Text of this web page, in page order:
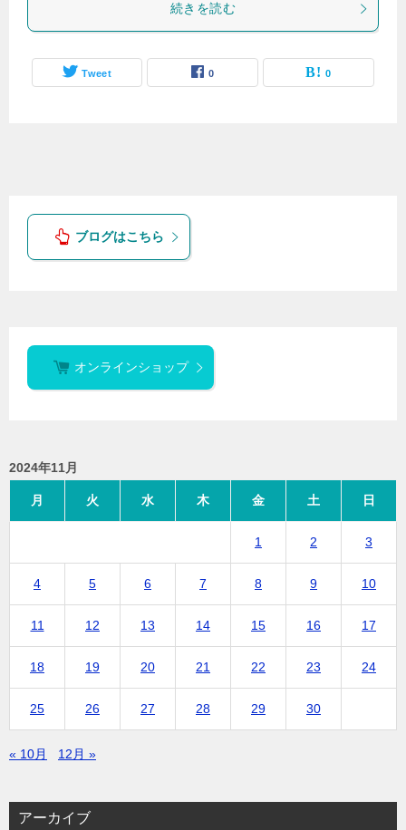
続きを読む
Tweet 0 0
ブログはこちら
オンラインショップ
2024年11月
月 火 水 木 金 土 日
1 2 3
4 5 6 7 8 9 10
11 12 13 14 15 16 17
18 19 20 21 22 23 24
25 26 27 28 29 30
« 10月 12月 »
アーカイブ